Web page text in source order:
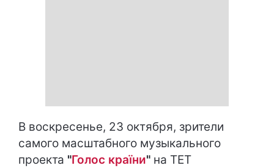
В воскресенье, 23 октября, зрители
самого масштабного музыкального
проекта "Голос країни" на ТЕТ